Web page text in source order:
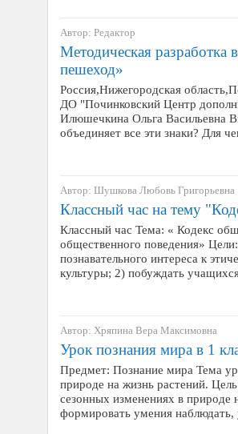
Автор: Редактор
Методическая
пешеход»
Россия,Нижегородская
ДО "Починковский Центр
Илюшечкина Ольга Васильевна
объединяет все эти знаки? Для
Автор: Шушкова Любовь Григорьевна
Классный час на тему
Классный час Тема: « Кодекс
общественного поведения»
познавательного интереса к
культуры; 2) побуждать
Автор: Хряпина Вера Максимовна
Урок познания мира в 1
Предмет: Познание мира Тема
природе на жизнь растений.
сезонных изменениях в природе
формировать умения наблюдать,